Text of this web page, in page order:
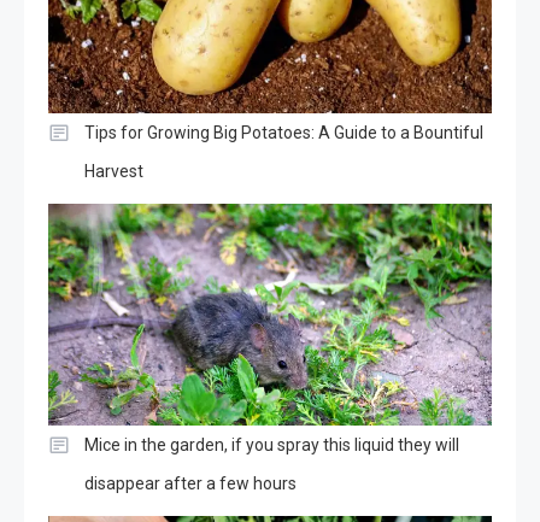
Tips for Growing Big Potatoes: A Guide to a Bountiful
Harvest
Mice in the garden, if you spray this liquid they will
disappear after a few hours